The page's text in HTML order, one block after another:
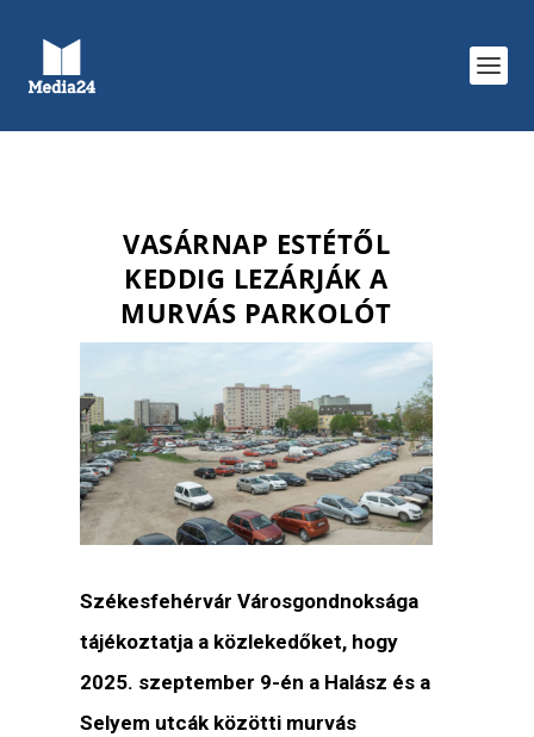
VASÁRNAP ESTÉTŐL
KEDDIG LEZÁRJÁK A
MURVÁS PARKOLÓT
Székesfehérvár Városgondnoksága
tájékoztatja a közlekedőket, hogy
2025. szeptember 9-én a Halász és a
Selyem utcák közötti murvás